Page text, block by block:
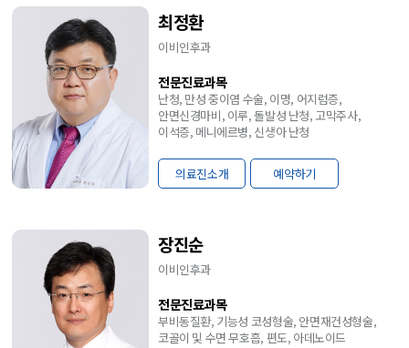
최정환
이비인후과
전문진료과목
난청, 만성 중이염 수술, 이명, 어지럼증,
안면신경마비, 이루, 돌발성 난청, 고막주사,
이석증, 메니에르병, 신생아 난청
의료진소개 예약하기
장진순
이비인후과
전문진료과목
부비동질환, 기능성 코성형술, 안면재건성형술,
코골이 및 수면 무호흡, 편도, 아데노이드